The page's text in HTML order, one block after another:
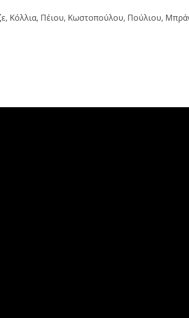
Κόλλια, Πέιου, Κωστοπούλου, Πούλιου,